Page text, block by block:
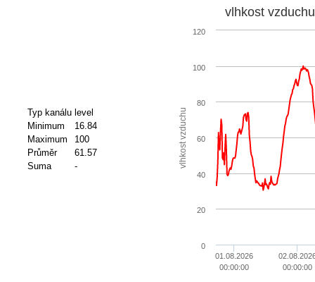
Typ kanálu level
Minimum
16.84
Maximum
100
Průměr
61.57
Suma
- vlhkost vzduchu
vlhkost vzduchu
01.08.2026
00:00:00
00:00:00
0
20
40
60
80
100
120